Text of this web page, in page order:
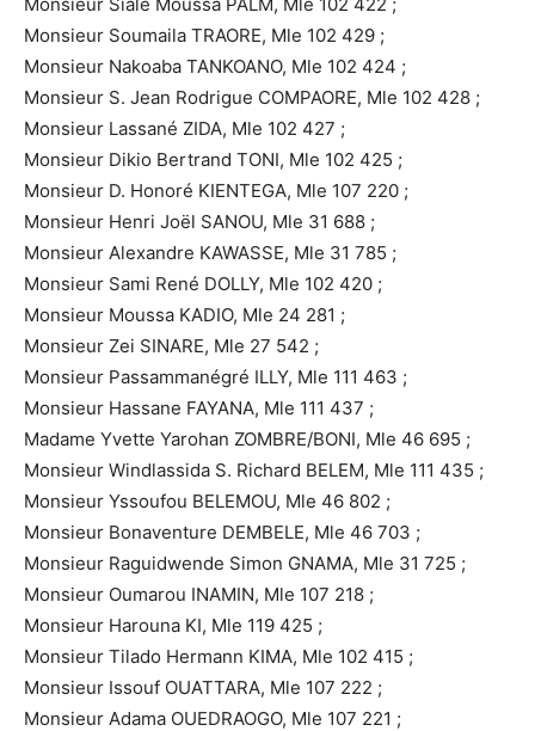
Monsieur Soumaila TRAORE, Mle 102 429 ;
Monsieur Nakoaba TANKOANO, Mle 102 424 ;
Monsieur S. Jean Rodrigue COMPAORE, Mle 102 428 ;
Monsieur Lassané ZIDA, Mle 102 427 ;
Monsieur Dikio Bertrand TONI, Mle 102 425 ;
Monsieur D. Honoré KIENTEGA, Mle 107 220 ;
Monsieur Henri Joël SANOU, Mle 31 688 ;
Monsieur Alexandre KAWASSE, Mle 31 785 ;
Monsieur Sami René DOLLY, Mle 102 420 ;
Monsieur Moussa KADIO, Mle 24 281 ;
Monsieur Zei SINARE, Mle 27 542 ;
Monsieur Passammanégré ILLY, Mle 111 463 ;
Monsieur Hassane FAYANA, Mle 111 437 ;
Madame Yvette Yarohan ZOMBRE/BONI, Mle 46 695 ;
Monsieur Windlassida S. Richard BELEM, Mle 111 435 ;
Monsieur Yssoufou BELEMOU, Mle 46 802 ;
Monsieur Bonaventure DEMBELE, Mle 46 703 ;
Monsieur Raguidwende Simon GNAMA, Mle 31 725 ;
Monsieur Oumarou INAMIN, Mle 107 218 ;
Monsieur Harouna KI, Mle 119 425 ;
Monsieur Tilado Hermann KIMA, Mle 102 415 ;
Monsieur Issouf OUATTARA, Mle 107 222 ;
Monsieur Adama OUEDRAOGO, Mle 107 221 ;